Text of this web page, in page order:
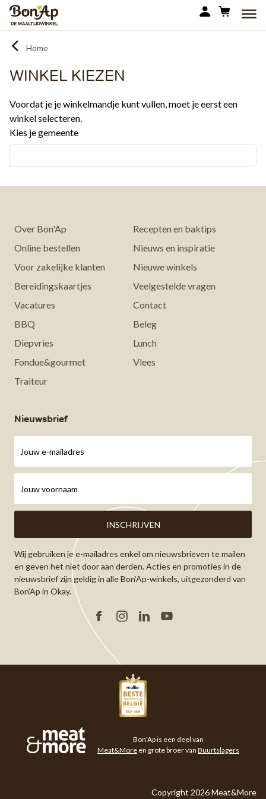
Overslaan
gaan
Home
WINKEL KIEZEN
Voordat je je winkelmandje kunt vullen, moet je eerst een
winkel selecteren.
Kies je gemeente
Over Bon'Ap
Recepten en baktips
Online bestellen
Nieuws en inspiratie
Voor zakelijke klanten
Nieuwe winkels
Bereidingskaartjes
Veelgestelde vragen
Vacatures
Contact
BBQ
Beleg
Diepvries
Lunch
Fondue&gourmet
Vlees
Traiteur
Nieuwsbrief
Wij gebruiken je e-mailadres enkel om nieuwsbrieven te mailen
en geven het niet door aan derden. Acties en promoties in de
nieuwsbrief zijn geldig in alle Bon’Ap-winkels, uitgezonderd van
Bon’Ap in Okay.
FacebookInstagram
Linkedin
Bon'Ap is een deel van
Meat&More en grote broer van Buurtslagers
Copyright 2026 Meat&More